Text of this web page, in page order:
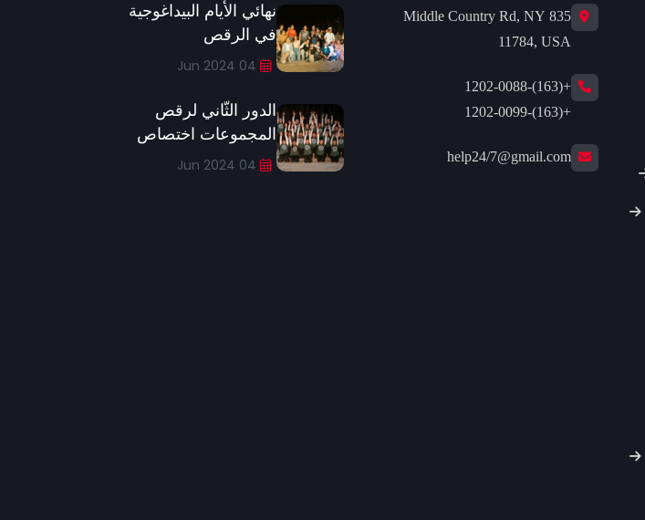
835 Middle Country Rd, NY
11784, USA
+(163)-1202-0088
+(163)-1202-0099
help24/7@gmail.com
نهائي الأيام البيداغوجية
في الرقص
04 Jun 2024
الدور الثّاني لرقص
المجموعات اختصاص
04 Jun 2024